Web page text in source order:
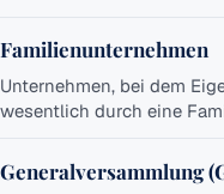
Familienunternehmen
Unternehmen, bei dem
wesentlich durch eine
Generalversammlung